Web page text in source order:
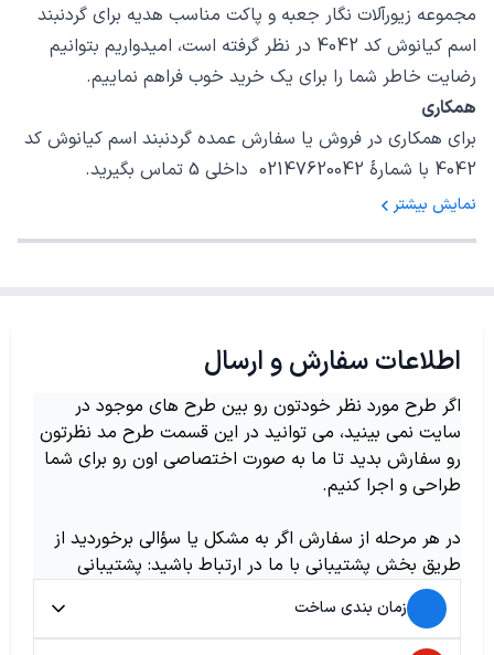
مجموعه زیورآلات نگار جعبه و پاکت مناسب هدیه برای گردنبند
اسم کیانوش کد 4042 در نظر گرفته است، امیدواریم بتوانیم
رضایت خاطر شما را برای یک خرید خوب فراهم نماییم.
همکاری
برای همکاری در فروش یا سفارش عمده گردنبند اسم کیانوش کد
4042 با شمارهٔ 02147620042 داخلی 5 تماس بگیرید.
نمایش بیشتر
اطلاعات سفارش و ارسال
اگر طرح مورد نظر خودتون رو بین طرح های موجود در
سایت نمی بینید، می توانید در این قسمت طرح مد نظرتون
رو سفارش بدید تا ما به صورت اختصاصی اون رو برای شما
طراحی و اجرا کنیم.
در هر مرحله از سفارش اگر به مشکل یا سؤالی برخوردید از
طریق بخش پشتیبانی با ما در ارتباط باشید: پشتیبانی
زمان بندی ساخت